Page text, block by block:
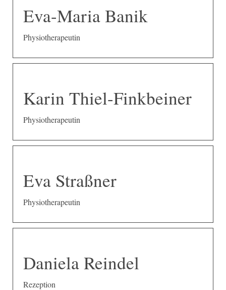
Eva-Maria Banik
Physiotherapeutin
Karin Thiel-Finkbeiner
Physiotherapeutin
Eva Straßner
Physiotherapeutin
Daniela Reindel
Rezeption